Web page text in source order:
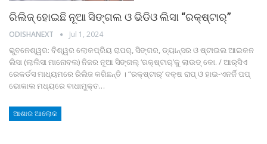
ରିଲିଜ୍ ହୋଇଛି ନୂଆ ସିଙ୍ଗଲ ଓ ଭିଡିଓ ଲିସା “ରକ୍‌ଷ୍ଟାର୍‌”
ODISHANEXT Jul 1, 2024
ଭୁବନେଶ୍ୱର: ବିଶ୍ୱର ଲୋକପ୍ରିୟ ରାପର୍‌, ସିଙ୍ଗର, ଡ୍ୟାନ୍ସର ଓ ଷ୍ଟାଇଲ ଆଇକନ
ଲିସା (ଲାଲିସା ମାନୋବଲ) ନିଜର ନୂଆ ସିଙ୍ଗଲ୍ ‘ରକ୍‌ଷ୍ଟାର୍‌’କୁ ଲାଉଡ୍ କୋ. / ଆର୍‌ସିଏ
ରେକର୍ଡସ ମାଧ୍ୟମରେ ରିଲିଜ କରିଛନ୍ତି । “ରକ୍‌ଷ୍ଟାର୍‌’ ଦକ୍ଷ ରାପ୍ ଓ ହାଇ-ଏନର୍ଜି ପପ୍
ଭୋକାଲ ମଧ୍ୟରେ ବାଧାମୁକ୍ତ…
ଆଶାର ଆଲୋକ